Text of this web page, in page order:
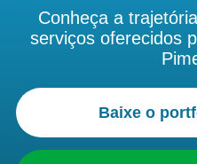
Conheça a
serviços oferecidos
Baixe o